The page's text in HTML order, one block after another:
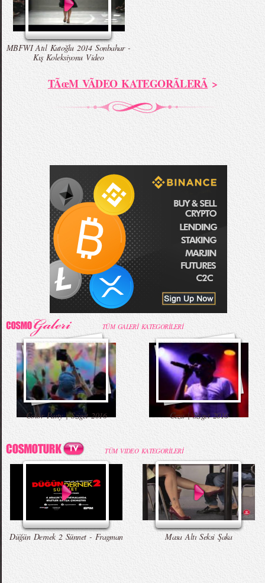
MBFWI Atıl Kutoğlu 2014 Sonbahar -
Kış Koleksiyonu Video
TÃœM VÃDEO KATEGORÃLERÃ>
TÜM GALERİ KATEGORİLERİ
Color Party | Sziget 2016 Ceza | Sziget 2016
TÜM VIDEO KATEGORİLERİ
Düğün Dernek 2 Sünnet - Fragman Masa Altı Seksi Şaka